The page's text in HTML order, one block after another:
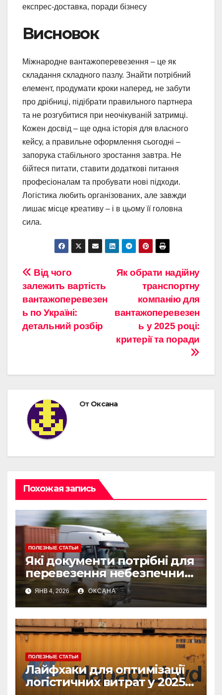
експрес-доставка, поради бізнесу
Висновок
Міжнародне вантажоперевезення – це як
складання складного пазлу. Знайти потрібний
елемент, продумати кроки наперед, не забути
про дрібниці, підібрати правильного партнера
та не розгубитися при неочікуваній затримці.
Кожен досвід – ще одна історія для власного
кейсу, а правильне оформлення сьогодні –
запорука стабільного зростання завтра. Не
бійтеся питати, ставити додаткові питання
професіоналам та пробувати нові підходи.
Логістика любить організованих, але завжди
лишає місце креативу – і в цьому її головна
сила.
Навигация
по
записям
Як обрати надійну
транспортну
компанію для
вантажоперевезен
ь у 2025 році:
критерії та поради
Від чого
залежить вартість
вантажоперевезен
ь по Україні:
детальний розбір
От Оксана
Похожая запись
ПОЛЕЗНЫЕ СТАТЬИ
Які документи потрібні для
перевезення небезпечних
вантажів: список і
рекомендації
ЯНВ 4, 2026 ОКСАНА
ПОЛЕЗНЫЕ СТАТЬИ
Лайфхаки для оптимізації
логістичних витрат у 2025